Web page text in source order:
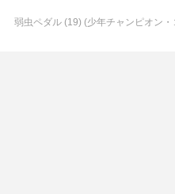
弱虫ペダル (19) (少年チャンピオン・